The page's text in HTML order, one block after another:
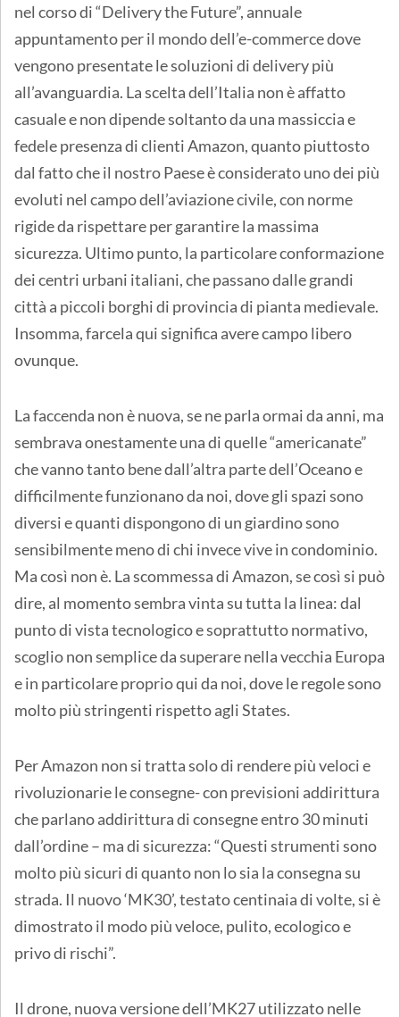
nel corso di “Delivery the Future”, annuale
appuntamento per il mondo dell’e-commerce dove
vengono presentate le soluzioni di delivery più
all’avanguardia. La scelta dell’Italia non è affatto
casuale e non dipende soltanto da una massiccia e
fedele presenza di clienti Amazon, quanto piuttosto
dal fatto che il nostro Paese è considerato uno dei più
evoluti nel campo dell’aviazione civile, con norme
rigide da rispettare per garantire la massima
sicurezza. Ultimo punto, la particolare conformazione
dei centri urbani italiani, che passano dalle grandi
città a piccoli borghi di provincia di pianta medievale.
Insomma, farcela qui significa avere campo libero
ovunque.
La faccenda non è nuova, se ne parla ormai da anni, ma
sembrava onestamente una di quelle “americanate”
che vanno tanto bene dall’altra parte dell’Oceano e
difficilmente funzionano da noi, dove gli spazi sono
diversi e quanti dispongono di un giardino sono
sensibilmente meno di chi invece vive in condominio.
Ma così non è. La scommessa di Amazon, se così si può
dire, al momento sembra vinta su tutta la linea: dal
punto di vista tecnologico e soprattutto normativo,
scoglio non semplice da superare nella vecchia Europa
e in particolare proprio qui da noi, dove le regole sono
molto più stringenti rispetto agli States.
Per Amazon non si tratta solo di rendere più veloci e
rivoluzionarie le consegne- con previsioni addirittura
che parlano addirittura di consegne entro 30 minuti
dall’ordine – ma di sicurezza: “Questi strumenti sono
molto più sicuri di quanto non lo sia la consegna su
strada. Il nuovo ‘MK30’, testato centinaia di volte, si è
dimostrato il modo più veloce, pulito, ecologico e
privo di rischi”.
Il drone, nuova versione dell’MK27 utilizzato nelle